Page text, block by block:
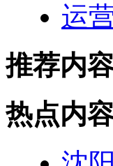
运
推荐内
热点内